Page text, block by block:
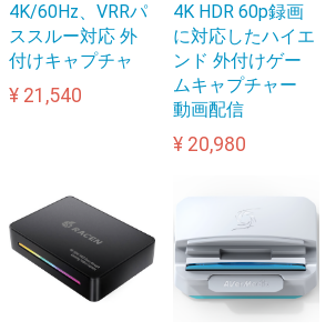
4K/60Hz、VRRパ
ススルー対応 外
付けキャプチャ
¥ 21,540
4K HDR 60p録画
に対応したハイエ
ンド 外付けゲー
ムキャプチャー
動画配信
¥ 20,980